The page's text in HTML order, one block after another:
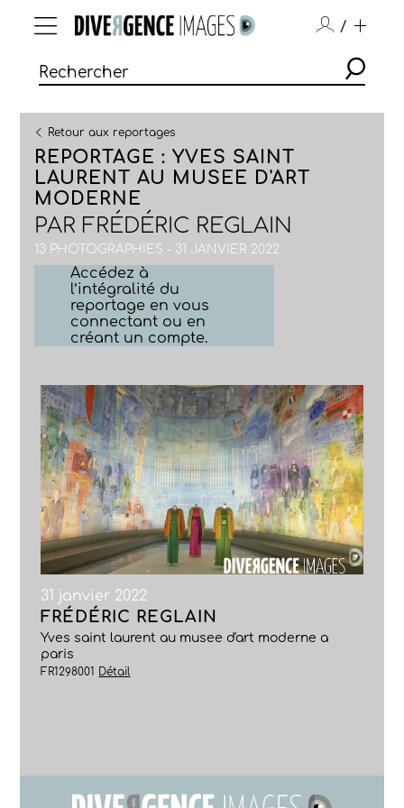
/
Retour aux reportages
REPORTAGE : YVES SAINT
LAURENT AU MUSEE D'ART
MODERNE
PAR FRÉDÉRIC REGLAIN
13 PHOTOGRAPHIES - 31 JANVIER 2022
Accédez à
l’intégralité du
reportage en vous
connectant ou en
créant un compte.
31 janvier 2022
FRÉDÉRIC REGLAIN
Yves saint laurent au musee d'art moderne a
paris
FR1298001 Détail